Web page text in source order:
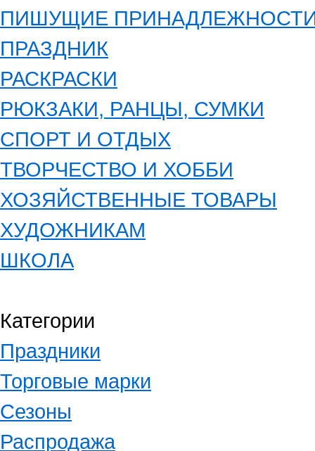
ПИШУЩИЕ
ПРАЗДНИК
РАСКРАСКИ
РЮКЗАКИ, РАНЦЫ, СУМКИ
СПОРТ И ОТДЫХ
ТВОРЧЕСТВО И ХОББИ
ХОЗЯЙСТВЕННЫЕ ТОВАРЫ
ХУДОЖНИКАМ
ШКОЛА
Категории
Праздники
Торговые марки
Сезоны
Распродажа